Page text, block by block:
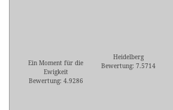
Ein Moment für die
Ewigkeit
Bewertung: 4.9286
Heidelberg
Bewertung: 7.5714